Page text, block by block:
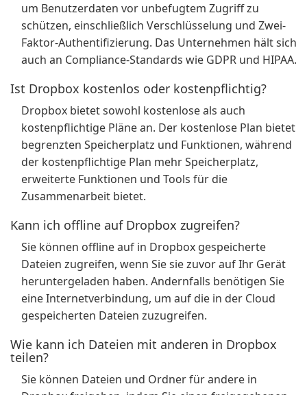
um Benutzerdaten vor unbefugtem Zugriff zu
schützen, einschließlich Verschlüsselung und Zwei-
Faktor-Authentifizierung. Das Unternehmen hält sich
auch an Compliance-Standards wie GDPR und HIPAA.
Ist Dropbox kostenlos oder kostenpflichtig?
Dropbox bietet sowohl kostenlose als auch
kostenpflichtige Pläne an. Der kostenlose Plan bietet
begrenzten Speicherplatz und Funktionen, während
der kostenpflichtige Plan mehr Speicherplatz,
erweiterte Funktionen und Tools für die
Zusammenarbeit bietet.
Kann ich offline auf Dropbox zugreifen?
Sie können offline auf in Dropbox gespeicherte
Dateien zugreifen, wenn Sie sie zuvor auf Ihr Gerät
heruntergeladen haben. Andernfalls benötigen Sie
eine Internetverbindung, um auf die in der Cloud
gespeicherten Dateien zuzugreifen.
Wie kann ich Dateien mit anderen in Dropbox
teilen?
Sie können Dateien und Ordner für andere in